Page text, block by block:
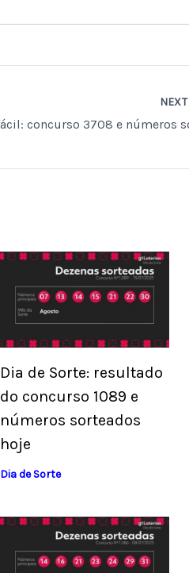
NEXT
Dia de Sorte: resultado
do concurso 1089 e
números sorteados
hoje
Dia de Sorte